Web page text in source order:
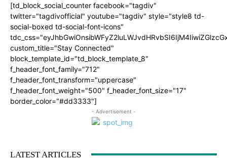
[td_block_social_counter facebook="tagdiv"
twitter="tagdivofficial" youtube="tagdiv" style="style8 td-
social-boxed td-social-font-icons"
custom_title="Stay Connected"
block_template_id="td_block_template_8"
f_header_font_family="712"
f_header_font_transform="uppercase"
f_header_font_weight="500" f_header_font_size="17"
border_color="#dd3333"]
- Advertisement -
LATEST ARTICLES